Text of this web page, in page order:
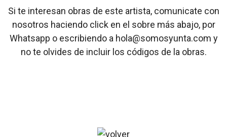
Si te interesan obras de este artista, comunicate con
nosotros haciendo click en el sobre más abajo, por
Whatsapp o escribiendo a hola@somosyunta.com y
no te olvides de incluir los códigos de la obras.